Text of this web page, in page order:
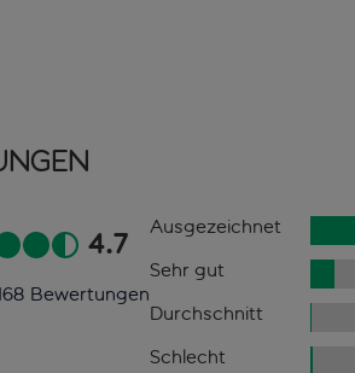
4.7
Bewertungen
Ausgezeichnet
Sehr gut
Durchschnitt
Schlecht